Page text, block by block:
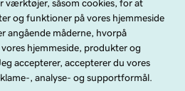
Operating Company, LLC. Alle rettigheder
er et registreret varemærke tilhørende
i USA og andre lande. "GO"-logoet er et
GoDaddy.com, LLC i USA.
udtrykkelige brugsbetingelser. Ved at